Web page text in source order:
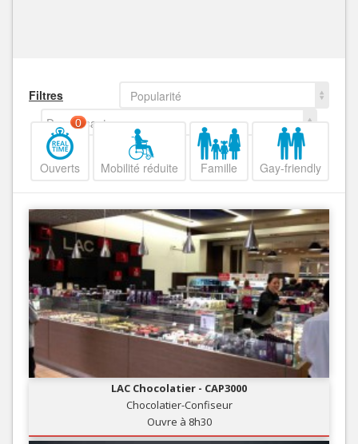
Filtres
Popularité
Decroissant
Ouverts
0
Mobilité réduite Famille Gay-friendly
LAC Chocolatier - CAP3000
Chocolatier-Confiseur
Ouvre à 8h30